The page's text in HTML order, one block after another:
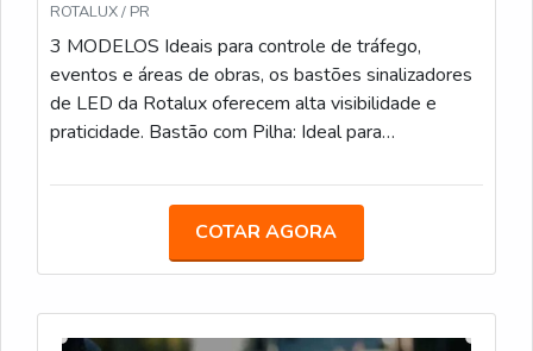
ROTALUX / PR
3 MODELOS Ideais para controle de tráfego,
eventos e áreas de obras, os bastões sinalizadores
de LED da Rotalux oferecem alta visibilidade e
praticidade. Bastão com Pilha: Ideal para
alimentação por pilha. Bastão Recarregável: Com
sustentável para áreas de obras e controle de
tráfego. Bastão com Lanterna: Com LED integrado e
baixa visibilidade.
COTAR AGORA